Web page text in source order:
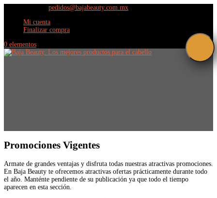
pedidos@bajabeauty.com.mx
Mi cuenta
Finalizar compra
0 elementos
Promociones Vigentes
Armate de grandes ventajas y disfruta todas nuestras atractivas promociones.
En Baja Beauty te ofrecemos atractivas ofertas prácticamente durante todo
el año. Manténte pendiente de su publicación ya que todo el tiempo
aparecen en esta sección.